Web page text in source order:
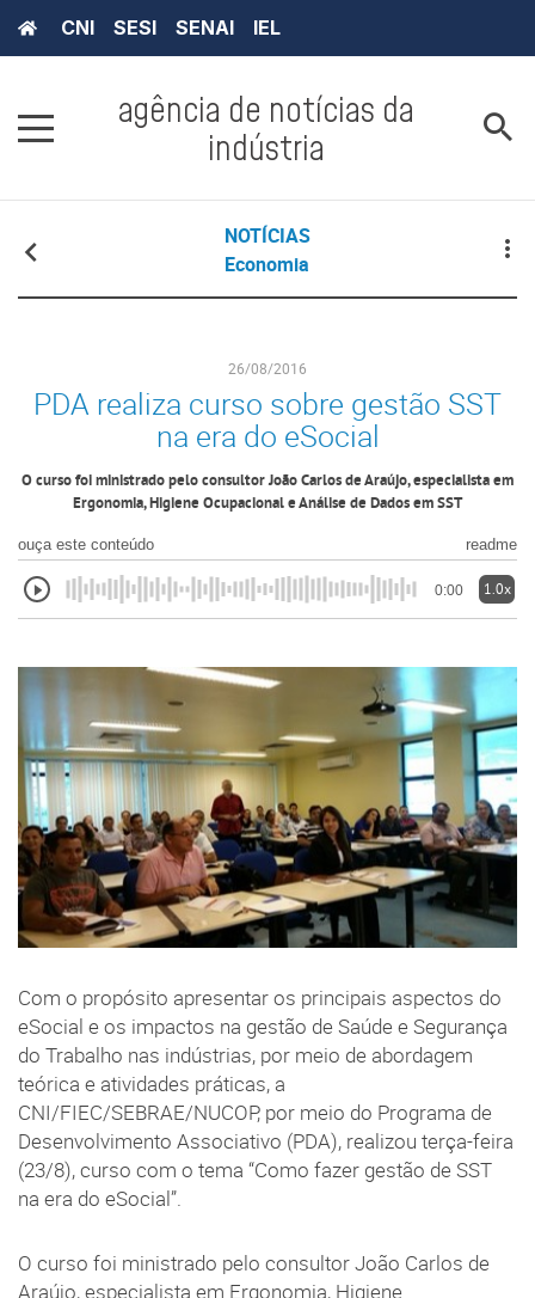
CNI SESI SENAI IEL
agência de notícias da
indústria
NOTÍCIAS
Economia
26/08/2016
PDA realiza curso sobre gestão SST
na era do eSocial
O curso foi ministrado pelo consultor João Carlos de Araújo, especialista em
Ergonomia, Higiene Ocupacional e Análise de Dados em SST
ouça este conteúdo readme
0:00 1.0x
Com o propósito apresentar os principais aspectos do
eSocial e os impactos na gestão de Saúde e Segurança
do Trabalho nas indústrias, por meio de abordagem
teórica e atividades práticas, a
CNI/FIEC/SEBRAE/NUCOP, por meio do Programa de
Desenvolvimento Associativo (PDA), realizou terça-feira
(23/8), curso com o tema “Como fazer gestão de SST
na era do eSocial”.
O curso foi ministrado pelo consultor João Carlos de
Araújo, especialista em Ergonomia, Higiene